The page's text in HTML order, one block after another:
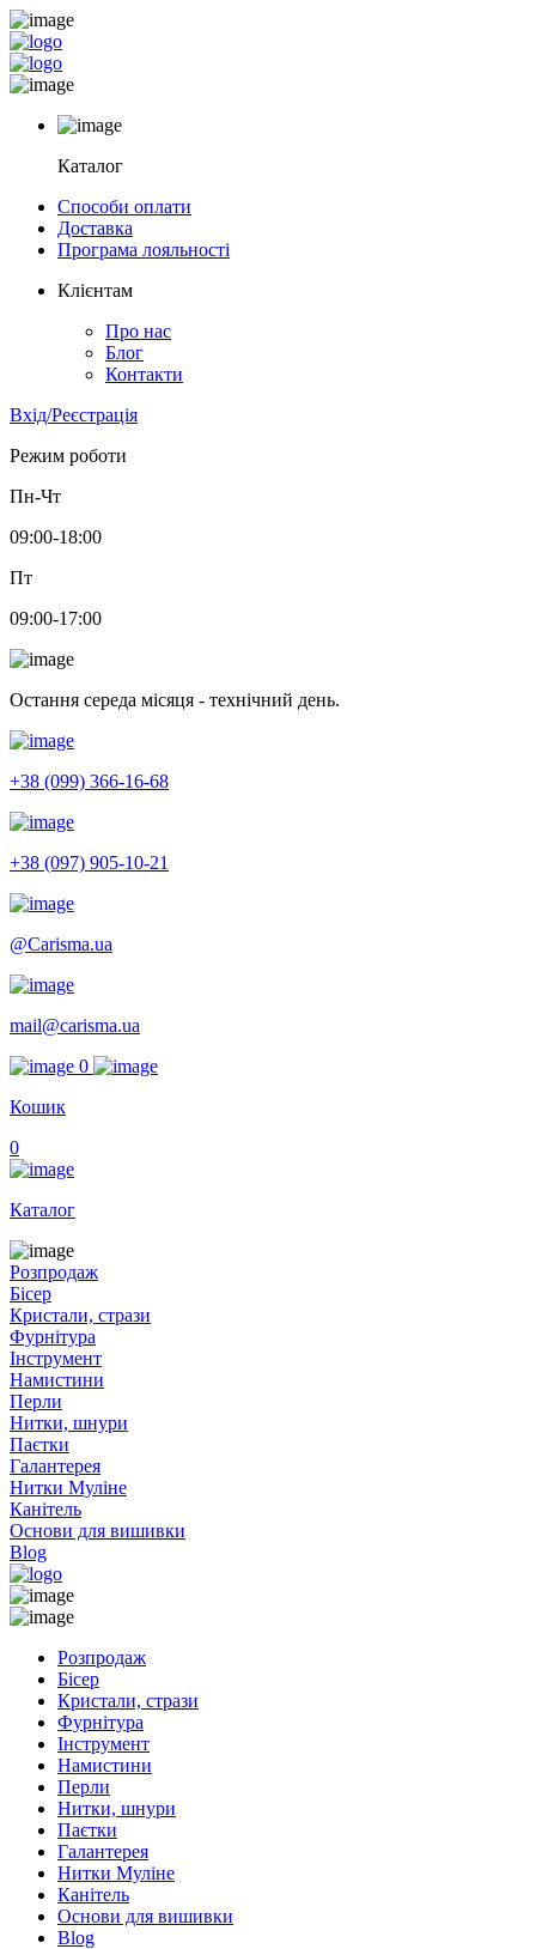
Каталог
Способи оплати
Доставка
Програма лояльності
Клієнтам
Про нас
Блог
Контакти
Вхід/Реєстрація
Режим роботи
Пн-Чт
09:00-18:00
Пт
09:00-17:00
Остання середа місяця - технічний день.
+38 (099) 366-16-68
+38 (097) 905-10-21
@Carisma.ua
mail@carisma.ua
0
Кошик
0
Каталог
Розпродаж
Бісер
Кристали, стрази
Фурнітура
Інструмент
Намистини
Перли
Нитки, шнури
Паєтки
Галантерея
Нитки Муліне
Канітель
Основи для вишивки
Blog
Розпродаж
Бісер
Кристали, стрази
Фурнітура
Інструмент
Намистини
Перли
Нитки, шнури
Паєтки
Галантерея
Нитки Муліне
Канітель
Основи для вишивки
Blog